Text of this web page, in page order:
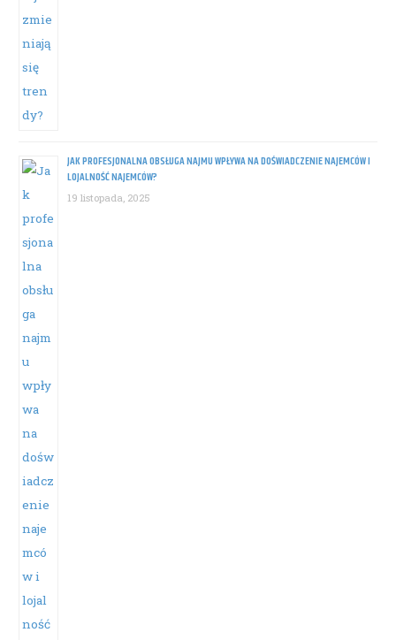
JAK PROFESJONALNA OBSŁUGA NAJMU WPŁYWA NA DOŚWIADCZENIE NAJEMCÓW I
LOJALNOŚĆ NAJEMCÓW?
19 listopada, 2025